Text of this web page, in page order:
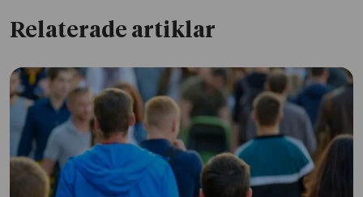
Relaterade artiklar